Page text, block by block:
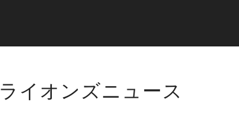
ライオンズニュース